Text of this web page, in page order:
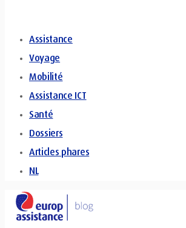
Assistance
Voyage
Mobilité
Assistance ICT
Santé
Dossiers
Articles phares
NL